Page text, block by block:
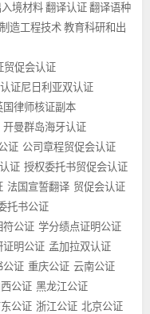
入境材料翻译认证 翻译语种
制造工程技术 教育科研和出
贸促会认证
证尼日利亚双认证
国律师核证副本
开曼群岛海牙认证
证 公司章程贸促会认证
证 授权委托书贸促会认证
法国宣誓翻译 贸促会认证
托书公证
符公证 学分绩点证明公证
证明公证 孟加拉双认证
公证 重庆公证 云南公证
公证 黑龙江公证
公证 浙江公证 北京公证